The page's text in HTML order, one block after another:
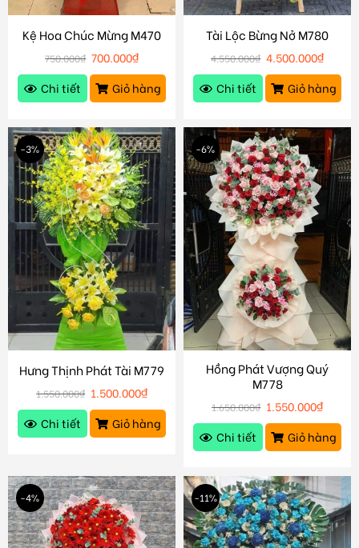
Kệ Hoa Chúc Mừng M470
750.000₫ 700.000₫
Chi tiết
Giỏ hàng
Tài Lộc Bừng Nở M780
4.550.000₫ 4.500.000₫
Chi tiết
Giỏ hàng
-3%
Hưng Thịnh Phát Tài M779
1.550.000₫ 1.500.000₫
Chi tiết
Giỏ hàng
-6%
Hồng Phát Vượng Quý
M778
1.650.000₫ 1.550.000₫
Chi tiết
Giỏ hàng
-4% -11%